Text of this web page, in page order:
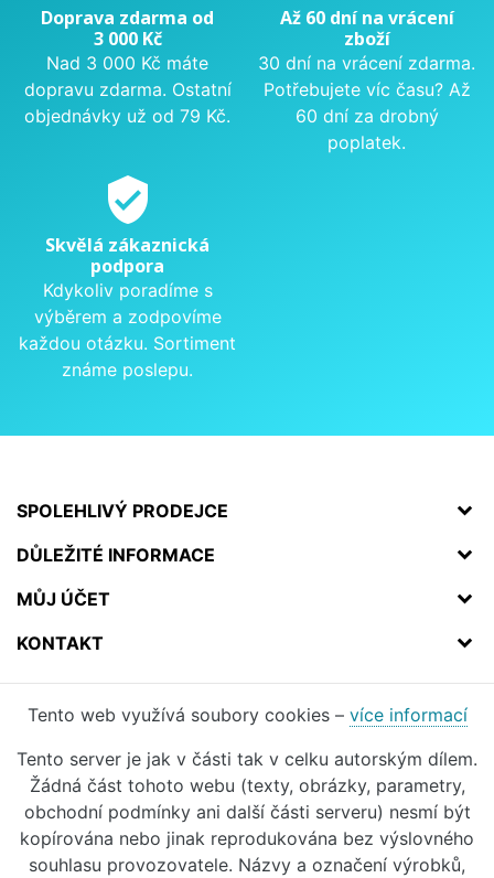
Doprava zdarma od
3 000 Kč
Nad 3 000 Kč máte
dopravu zdarma. Ostatní
objednávky už od 79 Kč.
Až 60 dní na vrácení
zboží
30 dní na vrácení zdarma.
Potřebujete víc času? Až
60 dní za drobný
poplatek.
verified_user
Skvělá zákaznická
podpora
Kdykoliv poradíme s
výběrem a zodpovíme
každou otázku. Sortiment
známe poslepu.
SPOLEHLIVÝ PRODEJCE
DŮLEŽITÉ INFORMACE
MŮJ ÚČET
KONTAKT
Tento web využívá soubory cookies – více informací
Tento server je jak v části tak v celku autorským dílem.
Žádná část tohoto webu (texty, obrázky, parametry,
obchodní podmínky ani další části serveru) nesmí být
kopírována nebo jinak reprodukována bez výslovného
souhlasu provozovatele. Názvy a označení výrobků,